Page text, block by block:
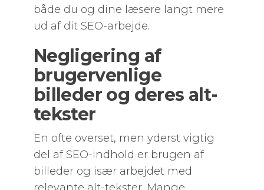
både du og dine læsere langt mere
ud af dit SEO-arbejde.
Negligering af
brugervenlige
billeder og deres alt-
tekster
En ofte overset, men yderst vigtig
del af SEO-indhold er brugen af
billeder og især arbejdet med